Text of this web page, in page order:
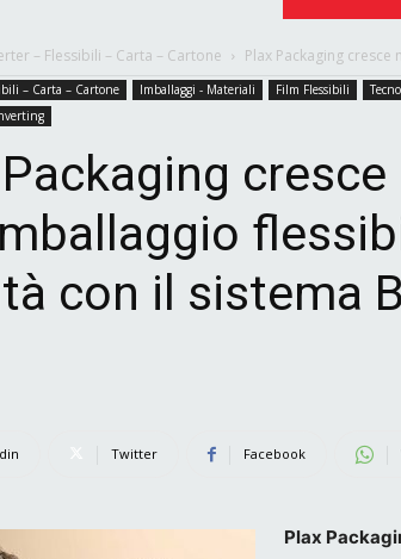
– Flessibili – Carta – Cartone Plax Packaging
– Carta – Cartone Imballaggi - Materiali Film Flessibili
cresce
con il sistema
Twitter Facebook
Plax